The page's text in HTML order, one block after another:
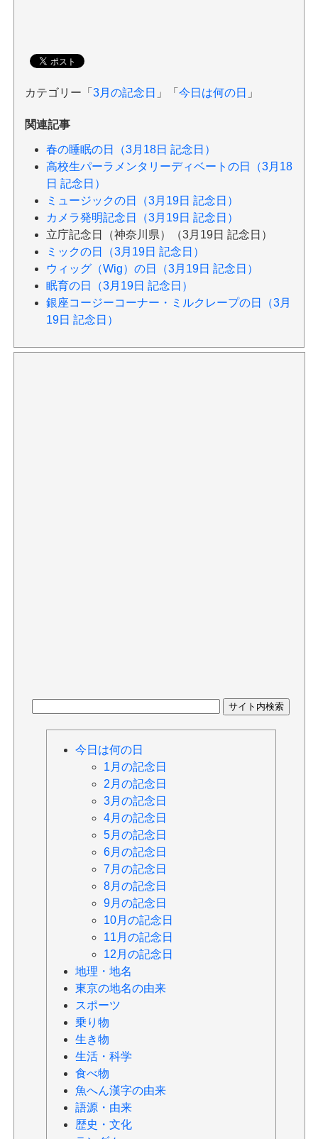
カテゴリー「 3月の記念日 」「 今日は何の日 」
関連記事
春の睡眠の日（3月18日 記念日）
高校生パーラメンタリーディベートの日（3月18
日 記念日）
ミュージックの日（3月19日 記念日）
カメラ発明記念日（3月19日 記念日）
立庁記念日（神奈川県）（3月19日 記念日）
ミックの日（3月19日 記念日）
ウィッグ（Wig）の日（3月19日 記念日）
眠育の日（3月19日 記念日）
銀座コージーコーナー・ミルクレープの日（3月
19日 記念日）
今日は何の日
1月の記念日
2月の記念日
3月の記念日
4月の記念日
5月の記念日
6月の記念日
7月の記念日
8月の記念日
9月の記念日
10月の記念日
11月の記念日
12月の記念日
地理・地名
東京の地名の由来
スポーツ
乗り物
生き物
生活・科学
食べ物
魚へん漢字の由来
語源・由来
歴史・文化